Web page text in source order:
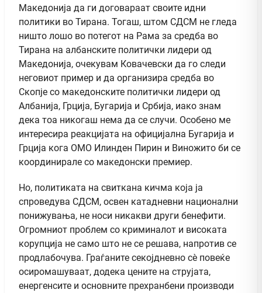
Македонија да ги договараат своите идни
политики во Тирана. Тогаш, штом СДСМ не гледа
ништо лошо во потегот на Рама за средба во
Тирана на албанските политички лидери од
Македонија, очекувам Ковачевски да го следи
неговиот пример и да организира средба во
Скопје со македонските политички лидери од
Албанија, Грција, Бугарија и Србија, иако знам
дека тоа никогаш нема да се случи. Особено ме
интересира реакцијата на официјална Бугарија и
Грција кога ОМО Илинден Пирин и Виножито би се
координирале со македонски премиер.
Но, политиката на свиткана кичма која ја
спроведува СДСМ, освен катадневни национални
понижувања, не носи никакви други бенефити.
Огромниот проблем со криминалот и високата
корупција не само што не се решава, напротив се
продлабочува. Граѓаните секојдневно сѐ повеќе
осиромашуваат, додека цените на струјата,
енергенсите и основните прехранбени производи